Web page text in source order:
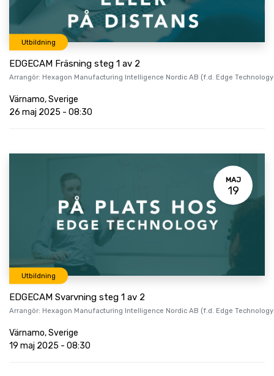
Utbildning
EDGECAM Fräsning steg 1 av 2
Arrangör: Hexagon Manufacturing Intelligence Nordic AB (f.d. Edge
Värnamo,Sverige
26 maj 2025 - 08:30
MAJ
19
Utbildning
EDGECAM Svarvning steg 1 av 2
Arrangör: Hexagon Manufacturing Intelligence Nordic AB (f.d. Edge
Värnamo,Sverige
19 maj 2025 - 08:30